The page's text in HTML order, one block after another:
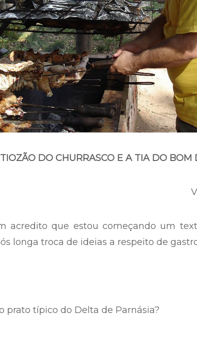
DO CHURRASCO E A TIA DO BOM
acredito que estou começando um
longa troca de ideias a respeito de
prato típico do Delta de Parnásia?